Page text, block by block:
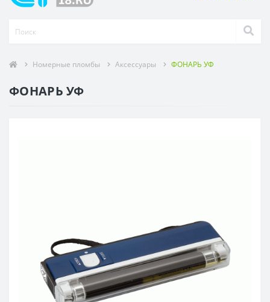
Номерные пломбы Аксессуары ФОНАРЬ УФ
ФОНАРЬ УФ